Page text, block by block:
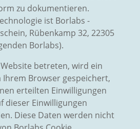
zu dokumentieren.
ist Borlabs -
Rübenkamp 32, 22305
Borlabs).
betreten, wird ein
Ihrem Browser gespeichert,
erteilten Einwilligungen
dieser Einwilligungen
Diese Daten werden nicht